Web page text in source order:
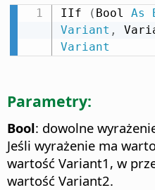
IIf ( Bool As
Variant ,
Variant
Parametry:
Bool: dowolne
Jeśli wyrażenie ma
wartość Variant1, w
wartość Variant2.